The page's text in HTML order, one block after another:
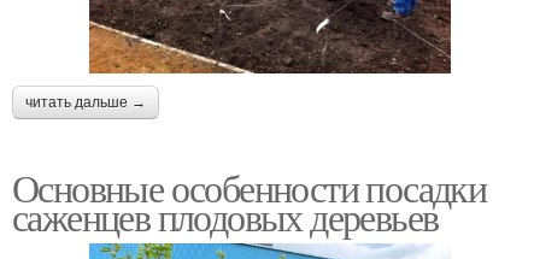
читать дальше →
Основные особенности посадки
саженцев плодовых деревьев